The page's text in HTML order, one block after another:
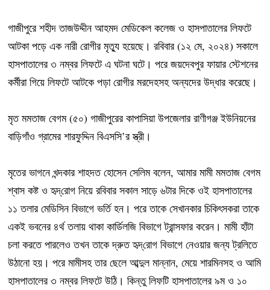
গাজীপুরে শহীদ তাজউদ্দীন আহমদ মেডিকেল কলেজ ও হাসপাতালের লিফটে
আটকা পড়ে এক নারী রোগীর মৃত্যু হয়েছে। রবিবার (১২ মে, ২০২৪) সকালে
হাসপাতালের ৩ নম্বর লিফটে এ ঘটনা ঘটে। পরে জয়দেবপুর ফায়ার স্টেশনের
কর্মীরা গিয়ে লিফটে আটকে পড়া রোগীর মরদেহসহ অন্যদের উদ্ধার করেছে।
মৃত মমতাজ বেগম (৫০) গাজীপুরের কাপাসিয়া উপজেলার রাণীগঞ্জ ইউনিয়নের
বাড়িগাঁও গ্রামের শারফুদ্দিন বিএসসি’র স্ত্রী।
মৃতের ভাগনে খন্দকার শাহদত হোসেন সেলিম বলেন, আমার মামী মমতাজ বেগম
শ্বাস কষ্ট ও হৃদ্‌রোগ নিয়ে রবিবার সকাল সাড়ে ৬টার দিকে ওই হাসপাতালের
১১ তলার মেডিসিন বিভাগে ভর্তি হন। পরে তাকে সেখানকার চিকিৎসকরা তাকে
একই ভবনের ৪র্থ তলায় থাকা কার্ডিলজি বিভাগে ট্রান্সফার করেন। মামী হাঁটা
চলা করতে পারলেও তখন তাকে দ্রুত হৃদ্‌রোগ বিভাগে নেওয়ার জন্য ট্রলিতে
উঠানো হয়। পরে মামীসহ তার ছেলে আব্দুল মান্নান, মেয়ে শারমিনসহ ও আমি
হাসপাতালের ৩ নম্বর লিফটে উঠি। কিন্তু লিফটি হাসপাতালের ৯ম ও ১০